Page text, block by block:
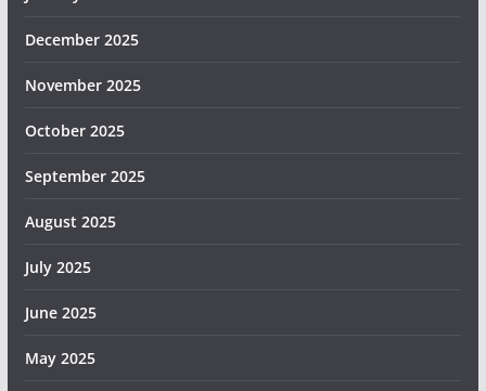
December 2025
November 2025
October 2025
September 2025
August 2025
July 2025
June 2025
May 2025